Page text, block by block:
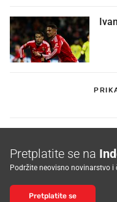
Pretplatite se na
Podržite neovisno novinarstvo i
Pretplatite se